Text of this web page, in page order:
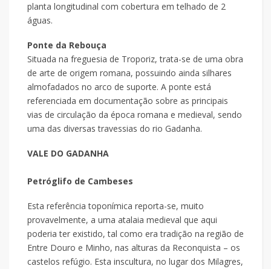
planta longitudinal com cobertura em telhado de 2
águas.
Ponte da Rebouça
Situada na freguesia de Troporiz, trata-se de uma obra
de arte de origem romana, possuindo ainda silhares
almofadados no arco de suporte. A ponte está
referenciada em documentação sobre as principais
vias de circulação da época romana e medieval, sendo
uma das diversas travessias do rio Gadanha.
VALE DO GADANHA
Petróglifo de Cambeses
Esta referência toponímica reporta-se, muito
provavelmente, a uma atalaia medieval que aqui
poderia ter existido, tal como era tradição na região de
Entre Douro e Minho, nas alturas da Reconquista – os
castelos refúgio. Esta inscultura, no lugar dos Milagres,